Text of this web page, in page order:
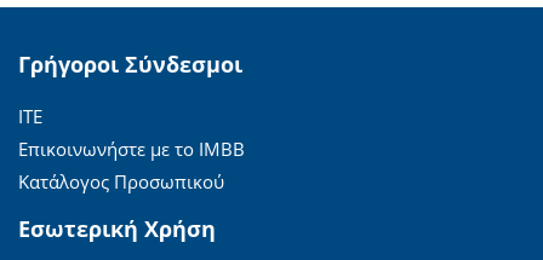
Γρήγοροι Σύνδεσμοι
ΙΤΕ
Επικοινωνήστε με το ΙΜΒΒ
Κατάλογος Προσωπικού
Εσωτερική Χρήση